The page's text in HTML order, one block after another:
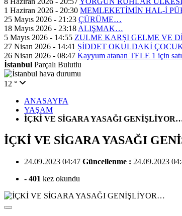
1 Haziran 2026 - 20:30 MEMLEKETİMİN HAL-İ
25 Mayıs 2026 - 21:23 ÇÜRÜME…
18 Mayıs 2026 - 23:18 ALIŞMAK…
5 Mayıs 2026 - 14:55 ZULME KARȘI GELME VE
27 Nisan 2026 - 14:41 ȘİDDET OKULDAKİ
26 Nisan 2026 - 08:47 Kayyum atanan TELE 1 için
İstanbul Parçalı Bulutlu
12 °
ANASAYFA
YAŞAM
İÇKİ VE SİGARA YASAĞI
İÇKİ VE SİGARA YASAĞI
24.09.2023 04:47 Güncellenme : 24.09.2023
- 401 kez okundu